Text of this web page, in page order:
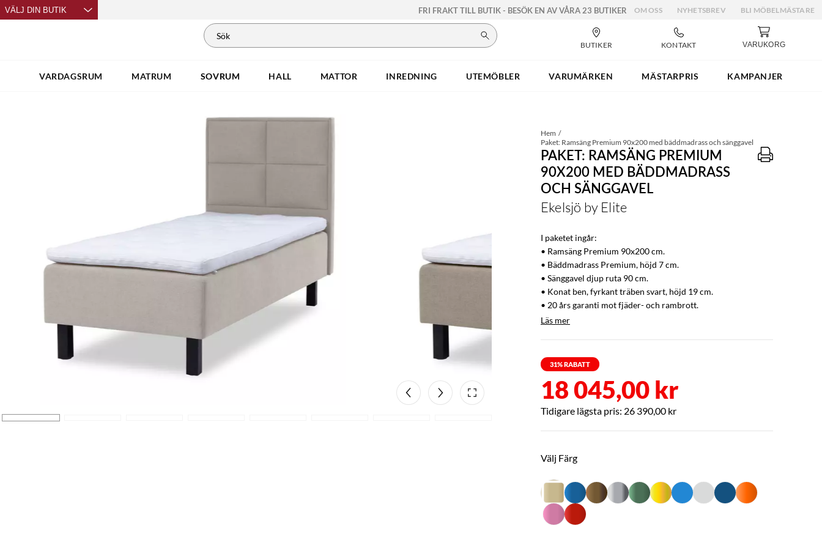
VÄLJ DIN BUTIK FRI FRAKT TILL BUTIK - BESÖK EN AV VÅRA 23 BUTIKER OM OSS NYHETSBREV BLI MÖBELMÄSTARE
BUTIKER KONTAKT VARUKORG
VARDAGSRUM MATRUM SOVRUM HALL MATTOR INREDNING UTEMÖBLER VARUMÄRKEN MÄSTARPRIS KAMPANJER
Hem
Paket: Ramsäng Premium 90x200 med bäddmadrass och sänggavel
PAKET: RAMSÄNG PREMIUM
90X200 MED BÄDDMADRASS
OCH SÄNGGAVEL
Ekelsjö by Elite
I paketet ingår:
• Ramsäng Premium 90x200 cm.
• Bäddmadrass Premium, höjd 7 cm.
• Sänggavel djup ruta 90 cm.
• Konat ben, fyrkant träben svart, höjd 19 cm.
• 20 års garanti mot fjäder- och rambrott.
Läs mer
31% RABATT
18 045,00 kr
26 390,00 kr
Välj Färg